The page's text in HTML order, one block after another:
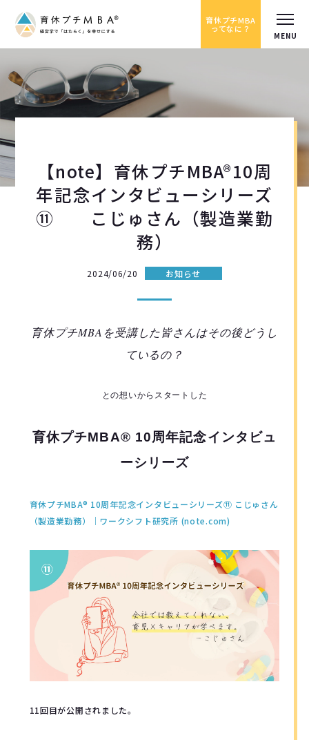
育休プチMBA
ってなに？
【note】育休プチMBA®10周
年記念インタビューシリーズ
⑪ こじゅさん（製造業勤
務）
2024/06/20 お知らせ
育休プチMBAを受講した皆さんはその後どうし
ているの？
との想いからスタートした
育休プチMBA® 10周年記念インタビュ
ーシリーズ
育休プチMBA® 10周年記念インタビューシリーズ⑪ こじゅさん
（製造業勤務）｜ワークシフト研究所 (note.com)
11回目が公開されました。